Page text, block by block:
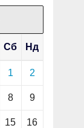
Сб Нд
1 2
8 9
15 16